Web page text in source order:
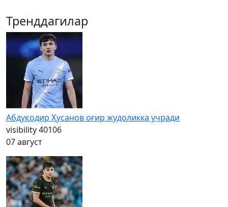
Тренддагилар
Абдуқодир Ҳусанов оғир жудоликка учради
visibility40106
07 август